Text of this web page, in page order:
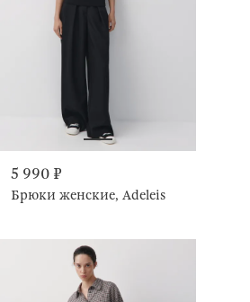
5 990 ₽
Брюки женские, Adeleis